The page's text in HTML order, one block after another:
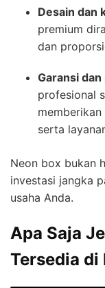
Desain dan
premium
dan
Garansi dan
profesional
serta
Neon box bukan
investasi jangka
usaha Anda.
Apa Saja
Tersedia di